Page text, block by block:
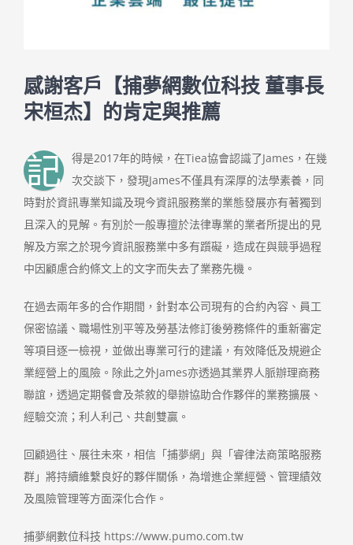
感謝客戶【捕夢網數位科技 董事長
宋桓杰】的肯定與推薦
記
得是2017年的時候，在Tiea協會認識了James，在幾
次交談下，發現James不僅具有深厚的法學素養，同
時對於資訊專業知識及現今資訊服務業的業態發展亦有著獨到
且深入的見解。有別於一般專擅於法律專業的業者所提出的見
解及方案之於現今資訊服務業中多有躓礙，造成在與競爭過程
中因顧慮合約條文上的文字而失去了業務先機。
在過去兩年多的合作期間，針對本公司現有的合約內容、員工
保密協議、職場性別平等及勞基法修訂後勞務條件的重新審定
等項目逐一檢視，並做出專業可行的建議，有效降低及規避企
業經營上的風險。除此之外James亦透過其業界人脈辦理商務
聯誼，透過定期餐會及茶敘的舉辦協助合作夥伴的業務擴展、
經驗交流；利人利己、共創雙贏。
回顧過往、展往未來，相信「捕夢網」與「睿律法商策略服務
群」將持續維繫良好的夥伴關係，為增進企業經營、管理績效
及風險管理等方面深化合作。
捕夢網數位科技 https://www.pumo.com.tw